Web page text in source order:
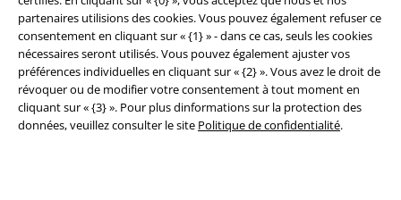
partenaires utilisions des cookies. Vous pouvez également refuser ce
consentement en cliquant sur « {1} » - dans ce cas, seuls les cookies
nécessaires seront utilisés. Vous pouvez également ajuster vos
préférences individuelles en cliquant sur « {2} ». Vous avez le droit de
révoquer ou de modifier votre consentement à tout moment en
cliquant sur « {3} ». Pour plus dinformations sur la protection des
données, veuillez consulter le site Politique de confidentialité.
Élimination des déchets et protection de l'environnement
Déclaration de Conformité
Informations sur l'accessibilité